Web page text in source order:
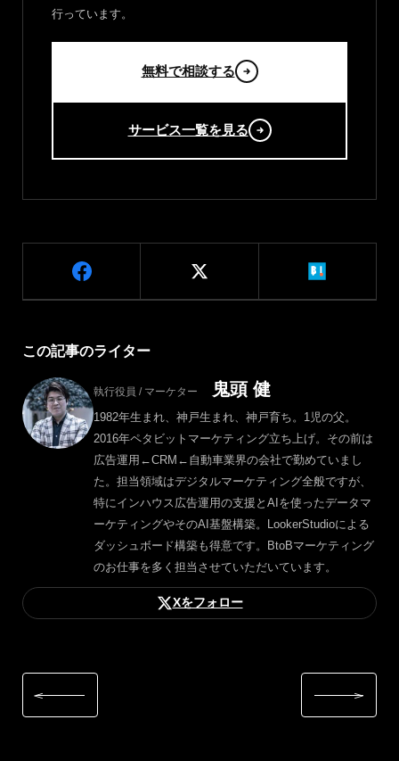
行っています。
無料で相談する
サービス一覧を見る
この記事のライター
執行役員 / マーケター 鬼頭 健
1982年生まれ、神戸生まれ、神戸育ち。1児の父。
2016年ペタビットマーケティング立ち上げ。その前は
広告運用←CRM←自動車業界の会社で勤めていまし
た。担当領域はデジタルマーケティング全般ですが、
特にインハウス広告運用の支援とAIを使ったデータマ
ーケティングやそのAI基盤構築。LookerStudioによる
ダッシュボード構築も得意です。BtoBマーケティング
のお仕事を多く担当させていただいています。
Xをフォロー